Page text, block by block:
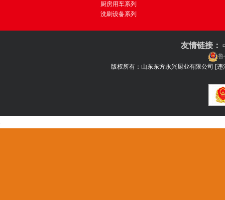
厨房用车系列
洗刷设备系列
友情链接：
鲁
版权所有：山东东方永兴厨业有限公司 [违